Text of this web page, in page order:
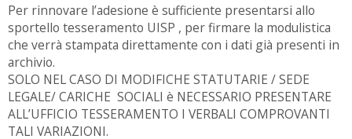
Per rinnovare l’adesione è sufficiente presentarsi allo
sportello tesseramento UISP , per firmare la modulistica
che verrà stampata direttamente con i dati già presenti in
archivio.
SOLO NEL CASO DI MODIFICHE STATUTARIE / SEDE
LEGALE/ CARICHE SOCIALI è NECESSARIO PRESENTARE
ALL’UFFICIO TESSERAMENTO I VERBALI COMPROVANTI
TALI VARIAZIONI.